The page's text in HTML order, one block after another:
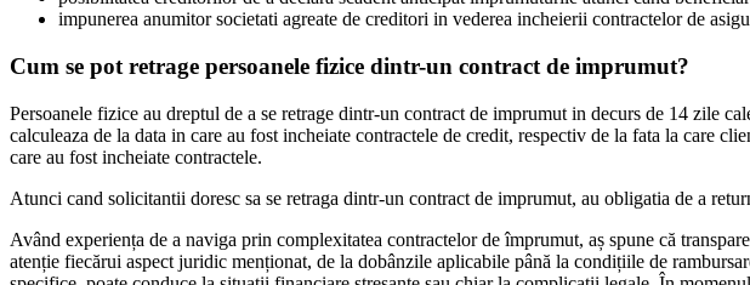
impunerea anumitor societati agreate de creditori in vederea incheierii contractelor de
Cum se pot retrage persoanele fizice dintr-un contract de imprumut?
Persoanele fizice au dreptul de a se retrage dintr-un contract de imprumut in decurs de 14 zile
calculeaza de la data in care au fost incheiate contractele de credit, respectiv de la fata la care
care au fost incheiate contractele.
Atunci cand solicitantii doresc sa se retraga dintr-un contract de imprumut, au obligatia de a
Având experiența de a naviga prin complexitatea contractelor de împrumut, aș spune că
atenție fiecărui aspect juridic menționat, de la dobânzile aplicabile până la condițiile de